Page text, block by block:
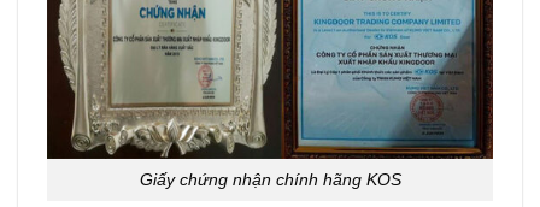
Giấy chứng nhận chính hãng KOS